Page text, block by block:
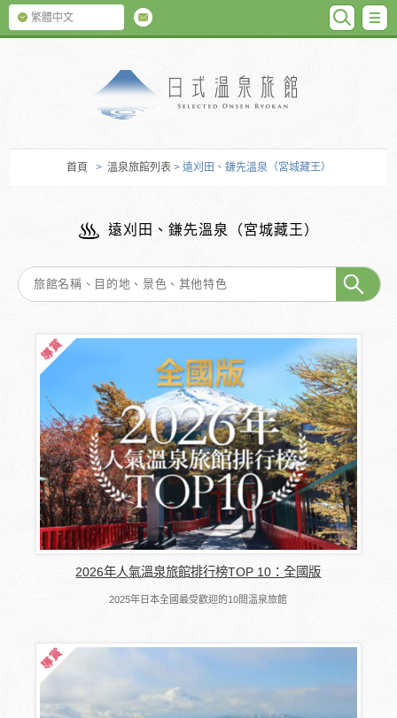
繁體中文
首頁 > 溫泉旅館列表 > 遠刈田、鎌先溫泉（宮城藏王）
遠刈田、鎌先溫泉（宮城藏王）
2026年人氣溫泉旅館排行榜TOP 10：全國版
2025年日本全國最受歡迎的10間溫泉旅館